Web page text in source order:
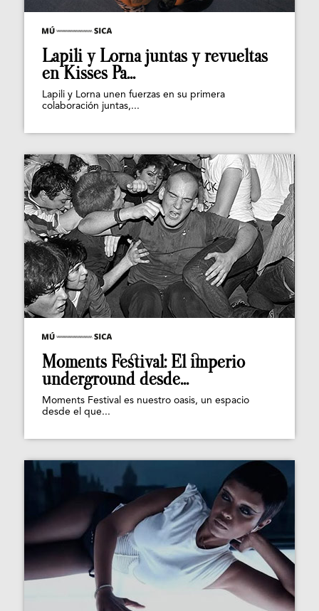
Lapili y Lorna juntas y revueltas
en Kisses Pa...
Lapili y Lorna unen fuerzas en su primera
colaboración juntas,...
Moments Festival: El imperio
underground desde...
Moments Festival es nuestro oasis, un espacio
desde el que...